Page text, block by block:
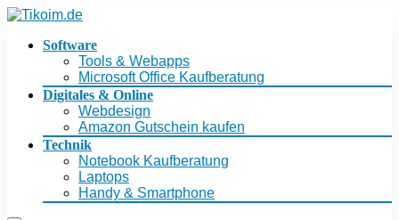
Software
Tools & Webapps
Microsoft Office Kaufberatung
Digitales & Online
Webdesign
Amazon Gutschein kaufen
Technik
Notebook Kaufberatung
Laptops
Handy & Smartphone